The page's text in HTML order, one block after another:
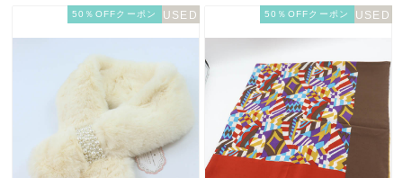
50％OFFクーポン 50％OFFクーポン